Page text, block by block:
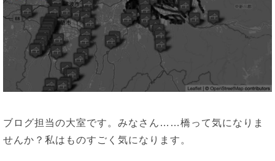
ブログ担当の大室です。みなさん……橋って気になりま
せんか？私はものすごく気になります。